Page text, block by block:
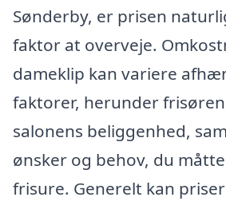
Sønderby, er prisen
faktor at overveje.
dameklip kan variere
faktorer, herunder
salonens beliggenhed,
ønsker og behov, du
frisure. Generelt kan